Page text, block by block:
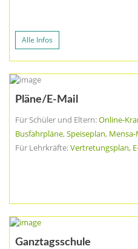
Alle Infos
Pläne/E-Mail
Für Schüler und Eltern:Online-
Busfahrpläne, Speiseplan,
Für Lehrkräfte:Vertretungsplan,
Ganztagsschule